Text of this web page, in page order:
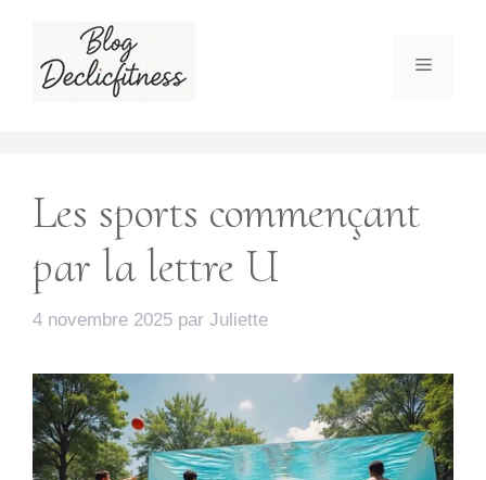
contenu
Menu
Les sports commençant
par la lettre U
4 novembre 2025 par Juliette